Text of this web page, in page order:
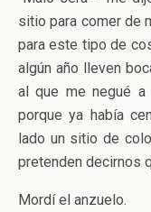
sitio para comer de
para este tipo de
algún año lleven
al que me negué a
porque ya había
lado un sitio de
pretenden decirnos
Mordí el anzuelo.